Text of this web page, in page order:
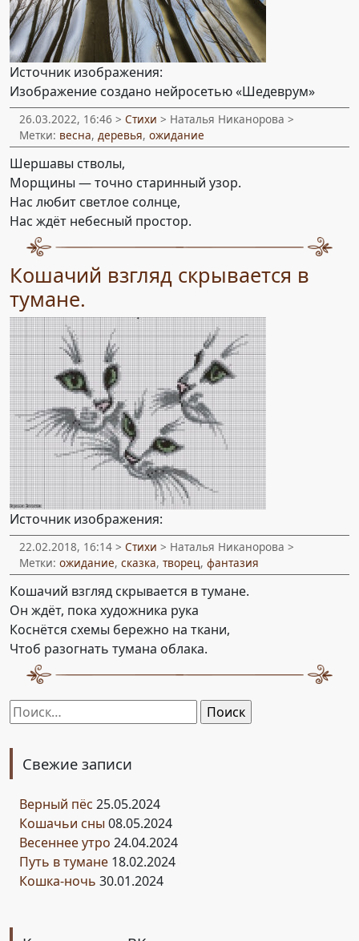
Источник изображения:
Изображение создано нейросетью «Шедеврум»
26.03.2022, 16:46 > Стихи > Наталья Никанорова >
Метки: весна, деревья, ожидание
Шершавы стволы,
Морщины — точно старинный узор.
Нас любит светлое солнце,
Нас ждёт небесный простор.
Кошачий взгляд скрывается в
тумане.
Источник изображения:
22.02.2018, 16:14 > Стихи > Наталья Никанорова >
Метки: ожидание, сказка, творец, фантазия
Кошачий взгляд скрывается в тумане.
Он ждёт, пока художника рука
Коснётся схемы бережно на ткани,
Чтоб разогнать тумана облака.
Найти:
Свежие записи
Верный пёс 25.05.2024
Кошачьи сны 08.05.2024
Весеннее утро 24.04.2024
Путь в тумане 18.02.2024
Кошка-ночь 30.01.2024